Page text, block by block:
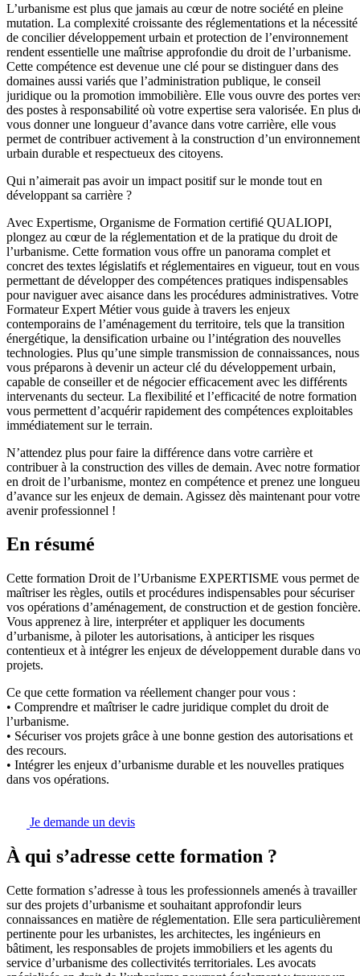
L’urbanisme est plus que jamais au cœur de notre société en pleine
mutation. La complexité croissante des réglementations et la nécessité
de concilier développement urbain et protection de l’environnement
rendent essentielle une maîtrise approfondie du droit de l’urbanisme.
Cette compétence est devenue une clé pour se distinguer dans des
domaines aussi variés que l’administration publique, le conseil
juridique ou la promotion immobilière. Elle vous ouvre des portes
des postes à responsabilité où votre expertise sera valorisée. En plus
vous donner une longueur d’avance dans votre carrière, elle vous
permet de contribuer activement à la construction d’un environnement
urbain durable et respectueux des citoyens.
Qui n’aimerait pas avoir un impact positif sur le monde tout en
développant sa carrière ?
Avec Expertisme, Organisme de Formation certifié QUALIOPI,
plongez au cœur de la réglementation et de la pratique du droit de
l’urbanisme. Cette formation vous offre un panorama complet et
concret des textes législatifs et réglementaires en vigueur, tout en vous
permettant de développer des compétences pratiques indispensables
pour naviguer avec aisance dans les procédures administratives. Votre
Formateur Expert Métier vous guide à travers les enjeux
contemporains de l’aménagement du territoire, tels que la transition
énergétique, la densification urbaine ou l’intégration des nouvelles
technologies. Plus qu’une simple transmission de connaissances, nous
vous préparons à devenir un acteur clé du développement urbain,
capable de conseiller et de négocier efficacement avec les différents
intervenants du secteur. La flexibilité et l’efficacité de notre formation
vous permettent d’acquérir rapidement des compétences exploitables
immédiatement sur le terrain.
N’attendez plus pour faire la différence dans votre carrière et
contribuer à la construction des villes de demain. Avec notre
en droit de l’urbanisme, montez en compétence et prenez une
d’avance sur les enjeux de demain. Agissez dès maintenant pour votre
avenir professionnel !
En résumé
Cette formation Droit de l’Urbanisme EXPERTISME vous permet de
maîtriser les règles, outils et procédures indispensables pour sécuriser
vos opérations d’aménagement, de construction et de gestion foncière.
Vous apprenez à lire, interpréter et appliquer les documents
d’urbanisme, à piloter les autorisations, à anticiper les risques
contentieux et à intégrer les enjeux de développement durable dans
projets.
Ce que cette formation va réellement changer pour vous :
• Comprendre et maîtriser le cadre juridique complet du droit de
l’urbanisme.
• Sécuriser vos projets grâce à une bonne gestion des autorisations et
des recours.
• Intégrer les enjeux d’urbanisme durable et les nouvelles pratiques
dans vos opérations.
Je demande un devis
À qui s’adresse cette formation ?
Cette formation s’adresse à tous les professionnels amenés à travailler
sur des projets d’urbanisme et souhaitant approfondir leurs
connaissances en matière de réglementation. Elle sera particulièrement
pertinente pour les urbanistes, les architectes, les ingénieurs en
bâtiment, les responsables de projets immobiliers et les agents du
service d’urbanisme des collectivités territoriales. Les avocats